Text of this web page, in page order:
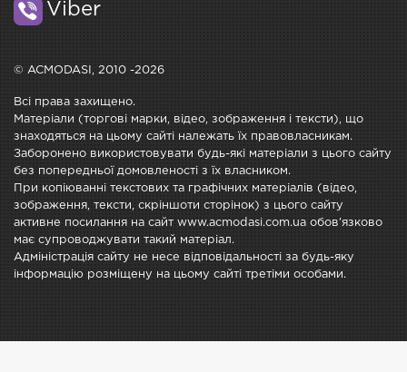
Viber
© ACMODASI, 2010 -2026
Всі права захищено.
Матеріали (торгові марки, відео, зображення і тексти), що
знаходяться на цьому сайті належать їх правовласникам.
Заборонено використовувати будь-які матеріали з цього сайту
без попередньої домовленості з їх власником.
При копіюванні текстових та графічних матеріалів (відео,
зображення, тексти, скріншоти сторінок) з цього сайту
активне посилання на сайт www.acmodasi.com.ua обов'язково
має супроводжувати такий матеріал.
Адміністрація сайту не несе відповідальності за будь-яку
інформацію розміщену на цьому сайті третіми особами.